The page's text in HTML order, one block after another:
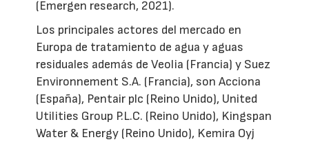
(Emergen research, 2021).
Los principales actores del mercado en
Europa de tratamiento de agua y aguas
residuales además de Veolia (Francia) y Suez
Environnement S.A. (Francia), son Acciona
(España), Pentair plc (Reino Unido), United
Utilities Group P.L.C. (Reino Unido), Kingspan
Water & Energy (Reino Unido), Kemira Oyj